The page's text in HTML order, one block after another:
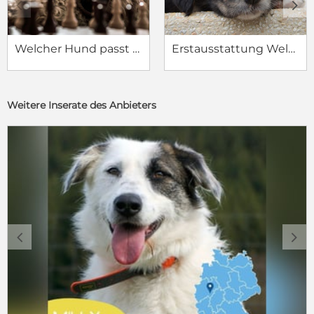
Welcher Hund passt zu mir? Erstausstattung Welpe
c d
Weitere Inserate des Anbieters
c d